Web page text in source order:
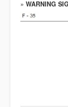
» WARNING